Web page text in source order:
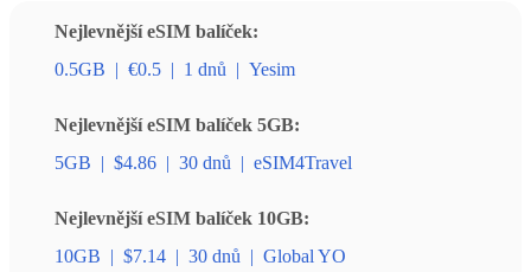
Nejlevnější eSIM balíček:
0.5GB | €0.5 | 1 dnů | Yesim
Nejlevnější eSIM balíček 5GB:
5GB | $4.86 | 30 dnů | eSIM4Travel
Nejlevnější eSIM balíček 10GB:
10GB | $7.14 | 30 dnů | Global YO